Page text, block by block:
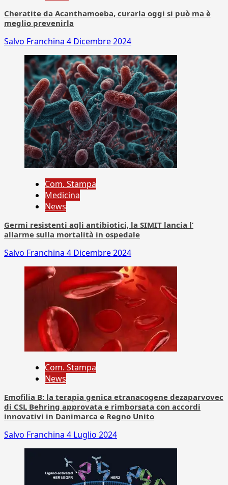
Cheratite da Acanthamoeba, curarla oggi si può ma è
meglio prevenirla
Salvo Franchina 4 Dicembre 2024
Com. Stampa
Medicina
News
Germi resistenti agli antibiotici, la SIMIT lancia l’
allarme sulla mortalità in ospedale
Salvo Franchina 4 Dicembre 2024
Com. Stampa
News
Emofilia B: la terapia genica etranacogene dezaparvovec
di CSL Behring approvata e rimborsata con accordi
innovativi in Danimarca e Regno Unito
Salvo Franchina 4 Luglio 2024